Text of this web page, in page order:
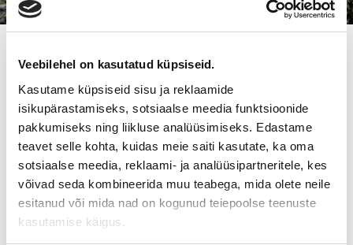
Veebilehel on kasutatud küpsiseid.
Kasutame küpsiseid sisu ja reklaamide
isikupärastamiseks, sotsiaalse meedia funktsioonide
pakkumiseks ning liikluse analüüsimiseks. Edastame
teavet selle kohta, kuidas meie saiti kasutate, ka oma
sotsiaalse meedia, reklaami- ja analüüsipartneritele, kes
võivad seda kombineerida muu teabega, mida olete neile
esitanud või mida nad on kogunud teiepoolse teenuste
kasutamise käigus.
MEDIALLE
Tästä voit ladata logon, joita voidaan käyttää Suomen
Yrityskaupat Oy:tä käsittelevissä artikkeleissa.
Mikäli et löydä etsimääsi kuvaa tai tarvitset kuvan toisessa
muodossa, ota yhteyttä markkinointivastaava Hanna-Kaisa
Lataa logot eri muodoissa alta.